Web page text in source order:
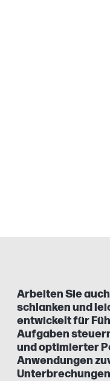
Arbeiten Sie
schlanken und
entwickelt für
Aufgaben
und optimierter
Anwendungen